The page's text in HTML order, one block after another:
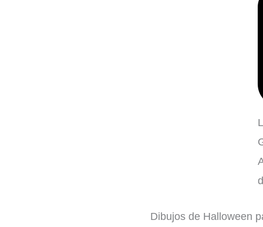
Dibujos de Halloween